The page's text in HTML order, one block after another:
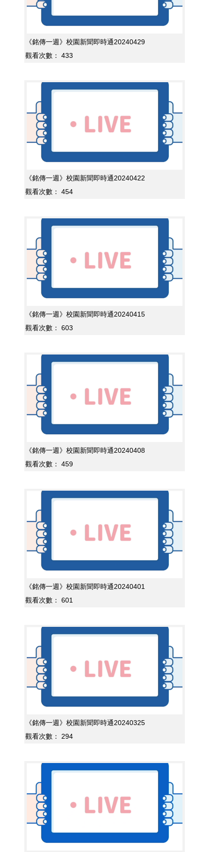
《銘傳一週》校園新聞即時通20240429
觀看次數：
433
《銘傳一週》校園新聞即時通20240422
觀看次數：
454
《銘傳一週》校園新聞即時通20240415
觀看次數：
603
《銘傳一週》校園新聞即時通20240408
觀看次數：
459
《銘傳一週》校園新聞即時通20240401
觀看次數：
601
《銘傳一週》校園新聞即時通20240325
觀看次數：
294